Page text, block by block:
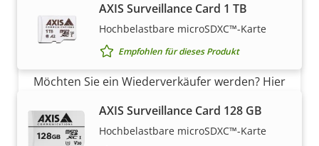
AXIS Surveillance Card 1 TB
Hochbelastbare microSDXC™-Karte
Empfohlen für dieses Produkt
AXIS Surveillance Card 128 GB
Hochbelastbare microSDXC™-Karte
Möchten Sie Axis Produkte
verkaufen?
Möchten Sie ein Wiederverkäufer werden? Hier
Distributoren von Axis Produkten und
Systemen.